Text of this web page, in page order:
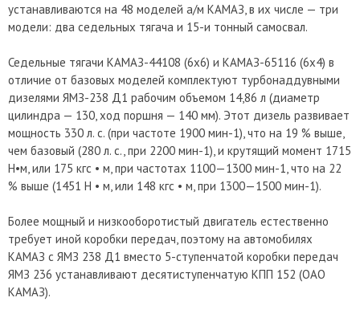
устанавливаются на 48 моделей а/м КАМАЗ, в их числе — три
модели: два седельных тягача и 15-и тонный самосвал.
Седельные тягачи КАМАЗ-44108 (6х6) и КАМАЗ-65116 (6x4) в
отличие от базовых моделей комплектуют турбонаддувными
дизелями ЯМЗ-238 Д1 рабочим объемом 14,86 л (диаметр
цилиндра — 130, ход поршня — 140 мм). Этот дизель развивает
мощность 330 л. с. (при частоте 1900 мин-1), что на 19 % выше,
чем базовый (280 л. с., при 2200 мин-1), и крутящий момент 1715
Н•м, или 175 кгс • м, при частотах 1100—1300 мин-1, что на 22
% выше (1451 Н • м, или 148 кгс • м, при 1300—1500 мин-1).
Более мощный и низкооборотистый двигатель естественно
требует иной коробки передач, поэтому на автомобилях
КАМАЗ с ЯМЗ 238 Д1 вместо 5-ступенчатой коробки передач
ЯМЗ 236 устанавливают десятиступенчатую КПП 152 (ОАО
КАМАЗ).